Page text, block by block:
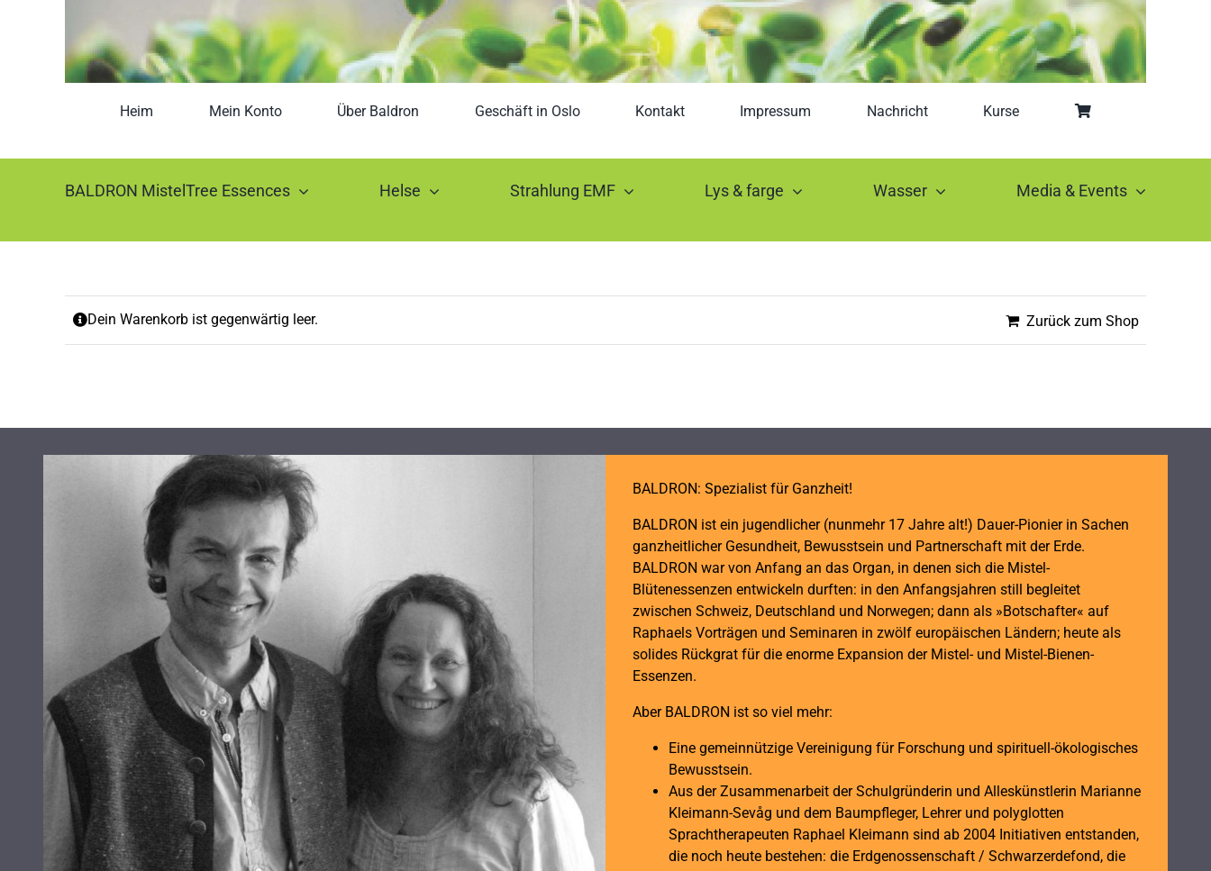
Heim Mein Konto Über Baldron Geschäft in Oslo Kontakt Impressum Nachricht Kurse
BALDRON MistelTree Essences Helse Strahlung EMF Lys & farge Wasser Media & Events
Dein Warenkorb ist gegenwärtig leer. Zurück zum Shop
BALDRON: Spezialist für Ganzheit!
BALDRON ist ein jugendlicher (nunmehr 17 Jahre alt!) Dauer-Pionier in Sachen
ganzheitlicher Gesundheit, Bewusstsein und Partnerschaft mit der Erde.
BALDRON war von Anfang an das Organ, in denen sich die Mistel-
Blütenessenzen entwickeln durften: in den Anfangsjahren still begleitet
zwischen Schweiz, Deutschland und Norwegen; dann als »Botschafter« auf
Raphaels Vorträgen und Seminaren in zwölf europäischen Ländern; heute als
solides Rückgrat für die enorme Expansion der Mistel- und Mistel-Bienen-
Essenzen.
Aber BALDRON ist so viel mehr:
Eine gemeinnützige Vereinigung für Forschung und spirituell-ökologisches
Bewusstsein.
Aus der Zusammenarbeit der Schulgründerin und Alleskünstlerin Marianne
Kleimann-Sevåg und dem Baumpfleger, Lehrer und polyglotten
Sprachtherapeuten Raphael Kleimann sind ab 2004 Initiativen entstanden,
die noch heute bestehen: die Erdgenossenschaft / Schwarzerdefond, die